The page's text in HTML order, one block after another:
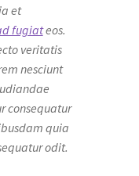
et
fugiateos.
veritatis
nesciunt
consequatur
quia
odit.